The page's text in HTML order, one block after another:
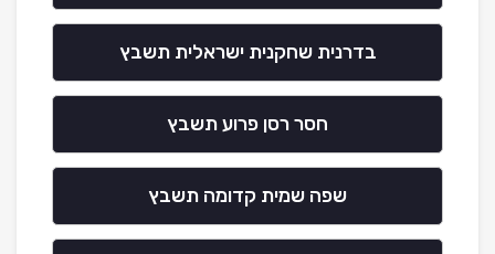
בדרנית שחקנית ישראלית תשבץ
חסר רסן פרוע תשבץ
שפה שמית קדומה תשבץ